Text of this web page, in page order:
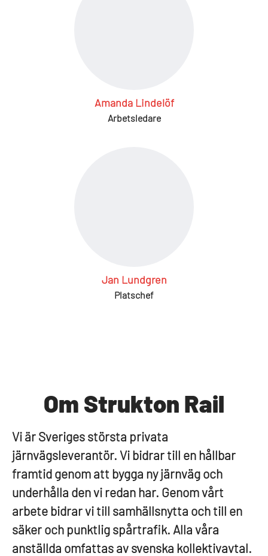
Amanda Lindelöf
Arbetsledare
Jan Lundgren
Platschef
Om Strukton Rail
Vi är Sveriges största privata
järnvägsleverantör. Vi bidrar till en hållbar
framtid genom att bygga ny järnväg och
underhålla den vi redan har. Genom vårt
arbete bidrar vi till samhällsnytta och till en
säker och punktlig spårtrafik. Alla våra
anställda omfattas av svenska kollektivavtal.